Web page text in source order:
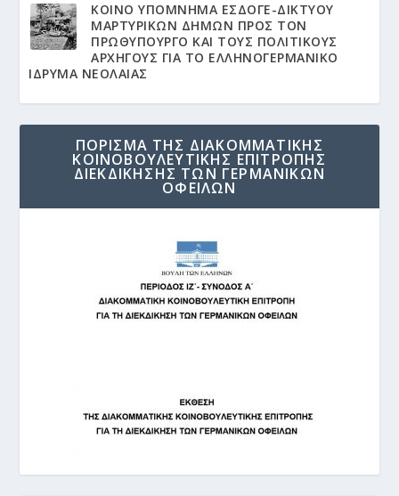
KΟΙΝΟ ΥΠΟΜΝΗΜΑ ΕΣΔΟΓΕ-ΔΙΚΤΥΟΥ
ΜΑΡΤΥΡΙΚΩΝ ΔΗΜΩΝ ΠΡΟΣ ΤΟΝ
ΠΡΩΘΥΠΟΥΡΓΟ ΚΑΙ ΤΟΥΣ ΠΟΛΙΤΙΚΟΥΣ
ΑΡΧΗΓΟΥΣ ΓΙΑ ΤΟ ΕΛΛΗΝΟΓΕΡΜΑΝΙΚΟ
ΙΔΡΥΜΑ ΝΕΟΛΑΙΑΣ
ΠΟΡΙΣΜΑ ΤΗΣ ΔΙΑΚΟΜΜΑΤΙΚΗΣ
ΚΟΙΝΟΒΟΥΛΕΥΤΙΚΗΣ ΕΠΙΤΡΟΠΗΣ
ΔΙΕΚΔΙΚΗΣΗΣ ΤΩΝ ΓΕΡΜΑΝΙΚΩΝ
ΟΦΕΙΛΩΝ